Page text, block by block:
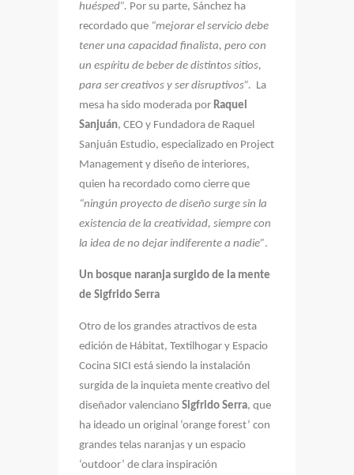
huésped”. Por su parte, Sánchez ha
recordado que “mejorar el servicio debe
tener una capacidad finalista, pero con
un espíritu de beber de distintos sitios,
para ser creativos y ser disruptivos”. La
mesa ha sido moderada por Raquel
Sanjuán, CEO y Fundadora de Raquel
Sanjuán Estudio, especializado en Project
Management y diseño de interiores,
quien ha recordado como cierre que
“ningún proyecto de diseño surge sin la
existencia de la creatividad, siempre con
la idea de no dejar indiferente a nadie”.
Un bosque naranja surgido de la mente
de Sigfrido Serra
Otro de los grandes atractivos de esta
edición de Hábitat, Textilhogar y Espacio
Cocina SICI está siendo la instalación
surgida de la inquieta mente creativo del
diseñador valenciano Sigfrido Serra, que
ha ideado un original ‘orange forest’ con
grandes telas naranjas y un espacio
‘outdoor’ de clara inspiración